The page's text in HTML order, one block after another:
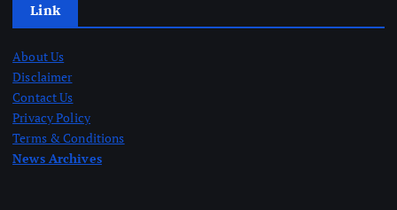
Link
About Us
Disclaimer
Contact Us
Privacy Policy
Terms & Conditions
News Archives